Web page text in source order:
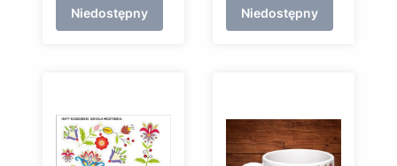
Niedostępny Niedostępny